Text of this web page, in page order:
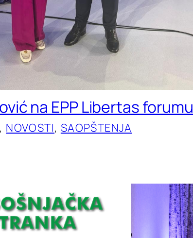
na EPP Libertas forumu
, NOVOSTI, SAOPŠTENJA